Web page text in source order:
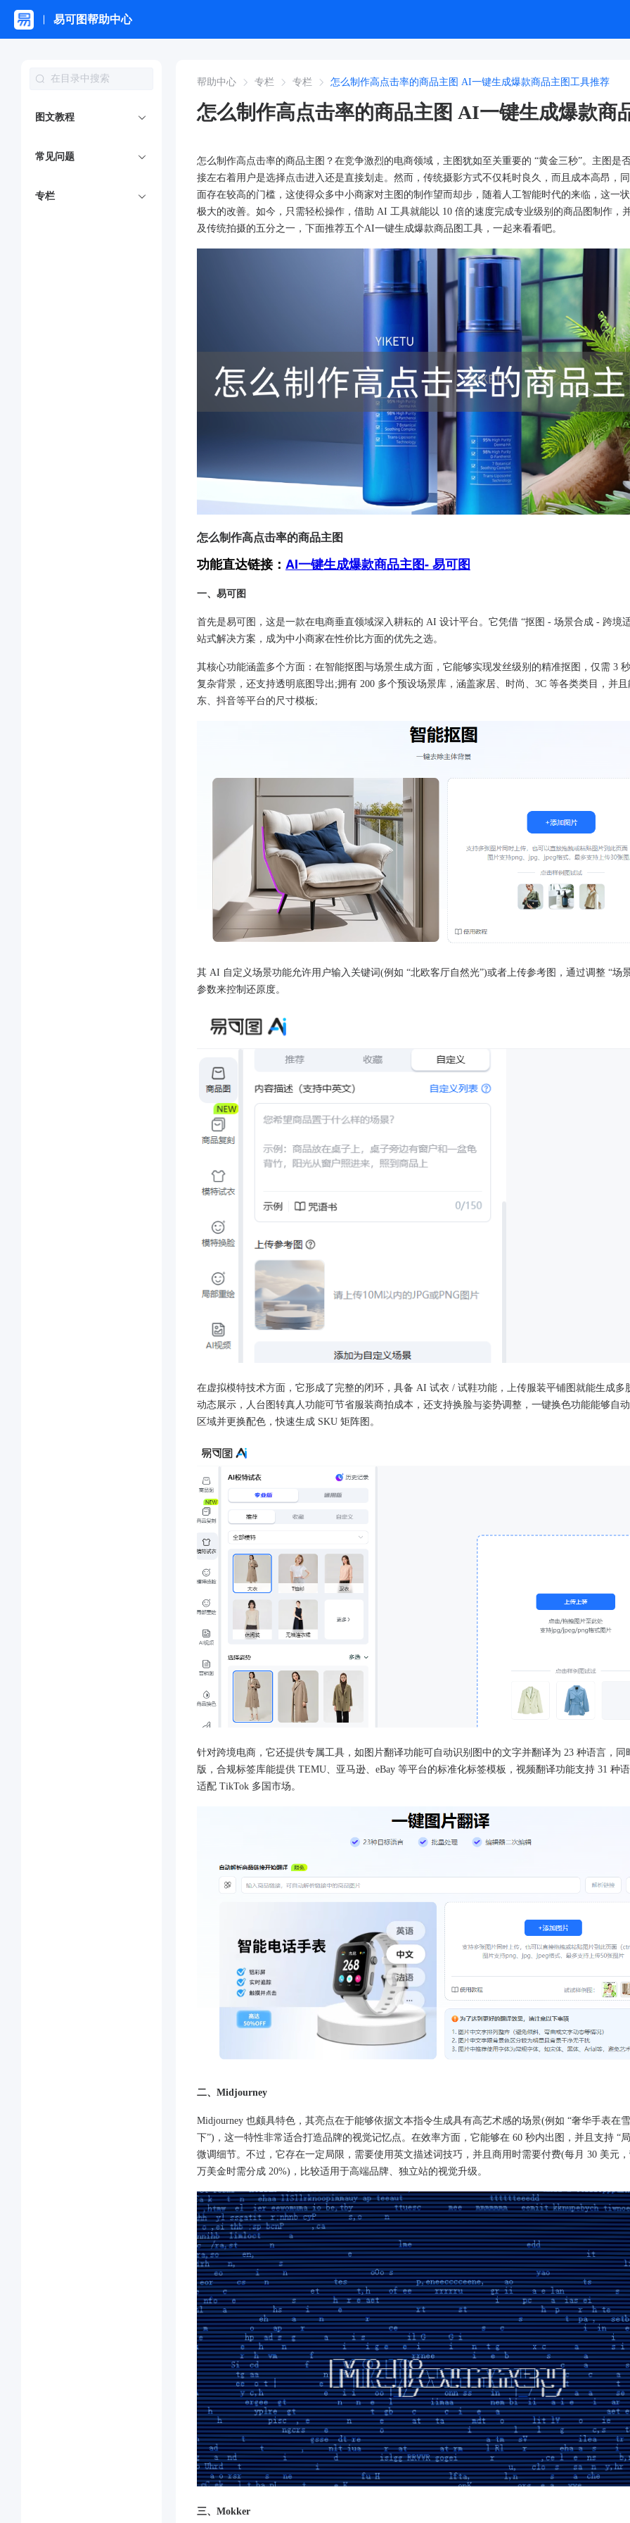
易可图帮助中心
图文教程
常见问题
专栏
帮助中心 专栏 专栏 怎么制作高点击率的商品主图 AI一键生成爆款商品主图工具推荐
怎么制作高点击率的商品主图 AI一键生成爆款商
怎么制作高点击率的商品主图？在竞争激烈的电商领域，主图犹如至关重要的 “黄金三秒”。主图是
接左右着用户是选择点击进入还是直接划走。然而，传统摄影方式不仅耗时良久，而且成本高昂，
面存在较高的门槛，这使得众多中小商家对主图的制作望而却步，随着人工智能时代的来临，这一
极大的改善。如今，只需轻松操作，借助 AI 工具就能以 10 倍的速度完成专业级别的商品图制作，
及传统拍摄的五分之一，下面推荐五个AI一键生成爆款商品图工具，一起来看看吧。
怎么制作高点击率的商品主图
功能直达链接： AI一键生成爆款商品主图- 易可图
一、易可图
首先是易可图，这是一款在电商垂直领域深入耕耘的 AI 设计平台。它凭借 “抠图 - 场景合成 - 跨境
站式解决方案，成为中小商家在性价比方面的优先之选。
其核心功能涵盖多个方面：在智能抠图与场景生成方面，它能够实现发丝级别的精准抠图，仅需 3
复杂背景，还支持透明底图导出;拥有 200 多个预设场景库，涵盖家居、时尚、3C 等各类类目，并
东、抖音等平台的尺寸模板;
其 AI 自定义场景功能允许用户输入关键词(例如 “北欧客厅自然光”)或者上传参考图，通过调整 “场
参数来控制还原度。
在虚拟模特技术方面，它形成了完整的闭环，具备 AI 试衣 / 试鞋功能，上传服装平铺图就能生成多
动态展示，人台图转真人功能可节省服装商拍成本，还支持换脸与姿势调整，一键换色功能能够自
区域并更换配色，快速生成 SKU 矩阵图。
针对跨境电商，它还提供专属工具，如图片翻译功能可自动识别图中的文字并翻译为 23 种语言，同
版，合规标签库能提供 TEMU、亚马逊、eBay 等平台的标准化标签模板，视频翻译功能支持 31 种语
适配 TikTok 多国市场。
二、Midjourney
Midjourney 也颇具特色，其亮点在于能够依据文本指令生成具有高艺术感的场景(例如 “奢华手表在
下”)，这一特性非常适合打造品牌的视觉记忆点。在效率方面，它能够在 60 秒内出图，并且支持 “
微调细节。不过，它存在一定局限，需要使用英文描述词技巧，并且商用时需要付费(每月 30 美元
万美金时需分成 20%)，比较适用于高端品牌、独立站的视觉升级。
三、Mokker